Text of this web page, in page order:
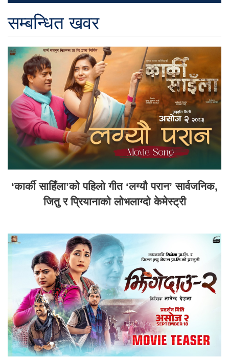
सम्बन्धित खवर
‘कार्की साहिँला’को पहिलो गीत ‘लग्यौ परान’ सार्वजनिक,
जितु र प्रियानाको लोभलाग्दो केमेस्ट्री